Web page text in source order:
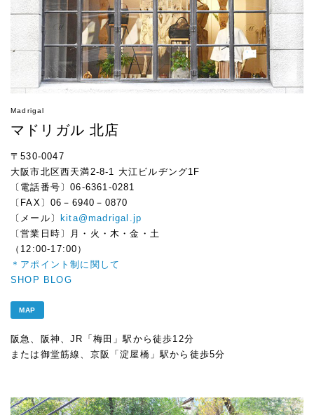
Madrigal
マドリガル 北店
〒530-0047
大阪市北区西天満2-8-1 大江ビルヂング1F
〔電話番号〕06-6361-0281
〔FAX〕06－6940－0870
〔メール〕
kita@madrigal.jp
〔営業日時〕月・火・木・金・土
（12:00-17:00）
＊アポイント制に関して
SHOP BLOG
MAP
阪急、阪神、JR「梅田」駅から徒歩12分
または御堂筋線、京阪「淀屋橋」駅から徒歩5分